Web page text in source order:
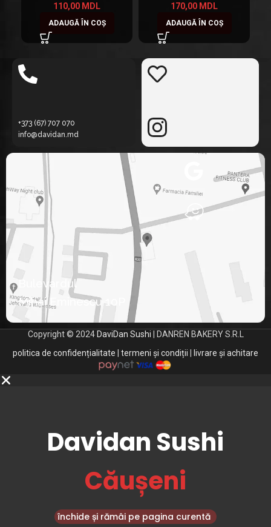
110,00 MDL
ADAUGĂ ÎN COȘ
170,00 MDL
ADAUGĂ ÎN COȘ
+373 (67) 707 070
info@davidan.md
Bulevardul
Mihai Eminescu 10P
Copyright © 2024 DaviDan Sushi | DANREN BAKERY S.R.L
politica de confidențialitate
termeni și condiții livrare și achitare
Davidan Sushi
Căușeni
închide și rămâi pe pagina curentă